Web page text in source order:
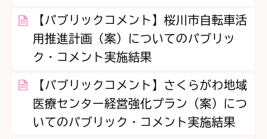
【パブリックコメント】桜川市自転車活
用推進計画（案）についてのパブリッ
ク・コメント実施結果
【パブリックコメント】さくらがわ地域
医療センター経営強化プラン（案）につ
いてのパブリック・コメント実施結果